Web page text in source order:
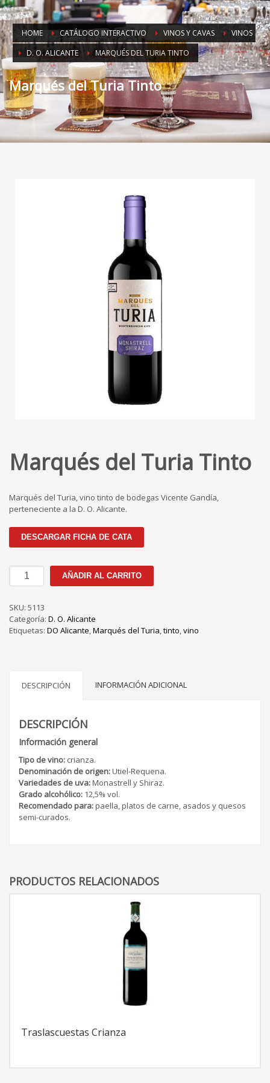
HOME CATÁLOGO INTERACTIVO VINOS Y CAVAS
VINOS
D. O. ALICANTE
MARQUÉS DEL TURIA TINTO
Marqués del Turia Tinto
Marqués del Turia Tinto
Marqués del Turia, vino tinto de bodegas Vicente Gandía,
perteneciente a la D. O. Alicante.
DESCARGAR FICHA DE CATA
Marqués
Tinto
cantidad
AÑADIR AL CARRITO
SKU: 5113
Categoría: D. O. Alicante
Etiquetas: DO Alicante,Marqués del Turia,tinto,vino
DESCRIPCIÓN INFORMACIÓN ADICIONAL
DESCRIPCIÓN
Información general
Tipo de vino: crianza.
Denominación de origen:Utiel-Requena.
Variedades de uva:Monastrell y Shiraz.
Grado alcohólico: 12,5% vol.
Recomendado para:paella, platos de carne, asados y quesos
semi-curados.
PRODUCTOS RELACIONADOS
Traslascuestas Crianza